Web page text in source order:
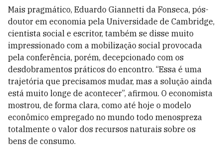
Mais pragmático, Eduardo Giannetti da Fonseca, pós-
doutor em economia pela Universidade de Cambridge,
cientista social e escritor, também se disse muito
impressionado com a mobilização social provocada
pela conferência, porém, decepcionado com os
desdobramentos práticos do encontro. “Essa é uma
trajetória que precisamos mudar, mas a solução ainda
está muito longe de acontecer”, afirmou. O economista
mostrou, de forma clara, como até hoje o modelo
econômico empregado no mundo todo menospreza
totalmente o valor dos recursos naturais sobre os
bens de consumo.